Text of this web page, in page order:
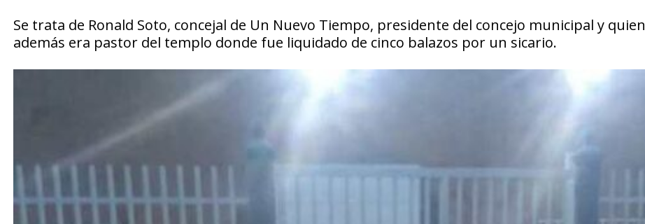
Se trata de Ronald Soto, concejal de Un Nuevo Tiempo, presidente del concejo municipal y quien
además era pastor del templo donde fue liquidado de cinco balazos por un sicario.